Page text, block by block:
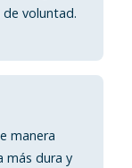
voluntad.
manera
más dura y